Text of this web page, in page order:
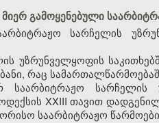
გამოყენებული
სარჩელის
უზრუნველყოფის
რაც
საარბიტრაჟო სარჩელის
XXIII თავით
საარბიტრაჟო